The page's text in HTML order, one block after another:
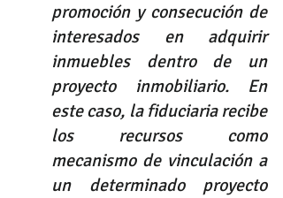
promoción y consecución de
interesados en adquirir
inmuebles dentro de un
proyecto inmobiliario. En
este caso, la fiduciaria recibe
los recursos como
mecanismo de vinculación a
un determinado proyecto